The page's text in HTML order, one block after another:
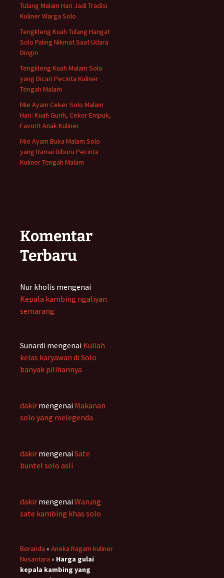
Tulang Malam Hari Jadi Tradisi
Kuliner Warga Solo
Tengkleng Kuah Tulang Hangat
Solo Paling Nikmat Saat Udara
Dingin
Tengkleng Kuah Malam Solo
yang Dicari Pecinta Kuliner
Tengah Malam
Mie Ayam Ceker Solo Malam
Hari: Kuah Gurih, Ceker Empuk,
Favorit Anak Kuliner
Mie Ayam Buka Malam Solo
yang Ramai Diburu Pecinta
Kuliner Tengah Malam
Komentar
Terbaru
Nur kholis mengenai
Kepala kambing ngaliyan
semarang
Sunardi mengenai Kuliah
kelas karyawan di Solo
banyak pilihannya
dakir mengenai Makanan
solo yang melegenda
dakir mengenai Sate
buntel solo asli
dakir mengenai Warung
sate kambing khas solo
Beranda » Aneka Ragam kuliner
Nusantara » Harga gulai
kepala kambing yang